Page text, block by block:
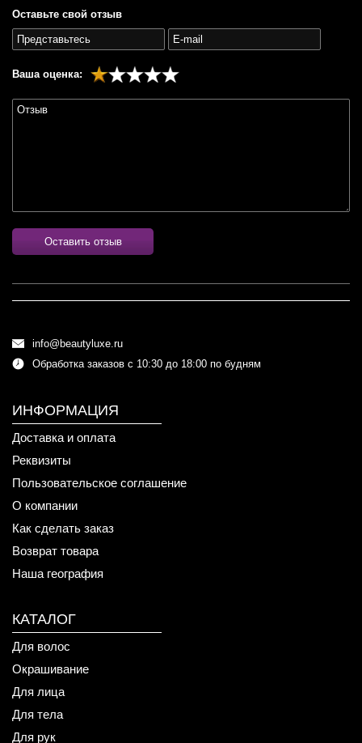
Оставьте свой отзыв
Ваша оценка:
Оставить отзыв
info@beautyluxe.ru
Обработка заказов с 10:30 до 18:00 по будням
ИНФОРМАЦИЯ
Доставка и оплата
Реквизиты
Пользовательское соглашение
О компании
Как сделать заказ
Возврат товара
Наша география
КАТАЛОГ
Для волос
Окрашивание
Для лица
Для тела
Для рук